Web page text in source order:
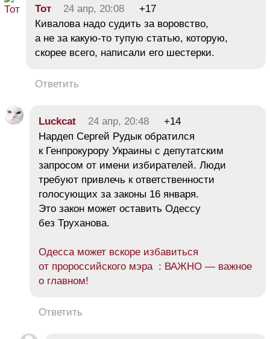
Тот 24 апр, 20:08
+17
Кивалова надо судить за воровство,
а не за какую-то тупую статью, которую,
скорее всего, написали его шестерки.
Ответить
Luckcat 24 апр, 20:48
+14
Нардеп Сергей Рудык обратился
к Генпрокурору Украины с депутатским
запросом от имени избирателей. Люди
требуют привлечь к ответственности
голосующих за законы 16 января.
Это закон может оставить Одессу
без Труханова.
Одесса может вскоре избавиться
от пророссийского мэра : ВАЖНО — важное
о главном!
Ответить